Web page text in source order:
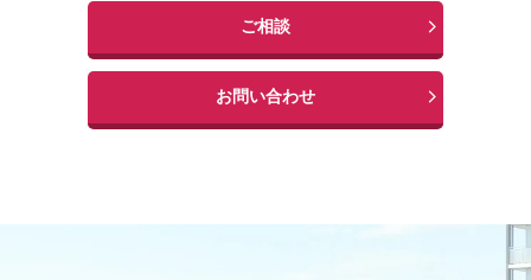
ご相談
お問い合わせ